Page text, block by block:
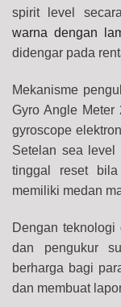
spirit level
warna dengan
didengar pada
Mekanisme
Gyro Angle Meter
gyroscope
Setelan sea level
tinggal reset
memiliki medan
Dengan teknologi
dan pengukur
berharga bagi
dan membuat